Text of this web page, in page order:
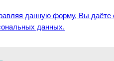
данную форму, Вы даёте
данных.